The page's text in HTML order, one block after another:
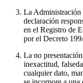
La Administración
declaración
en el Registro de
por el Decreto
La no
inexactitud,
cualquier dato,